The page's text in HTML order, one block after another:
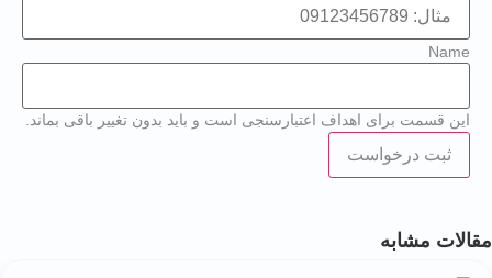
قسمت برای اهداف اعتبارسنجی است و باید بدون تغییر باقی بماند.
مشابه